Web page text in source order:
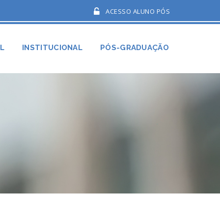
INSTITUCIONAL PÓS-GRADUAÇÃO
ACESSO ALUNO PÓS